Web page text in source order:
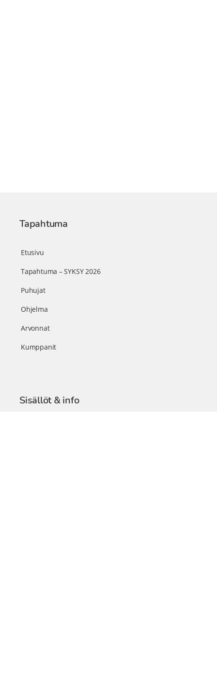
Tapahtuma
Etusivu
Tapahtuma – SYKSY 2026
Puhujat
Ohjelma
Arvonnat
Kumppanit
Sisällöt & info